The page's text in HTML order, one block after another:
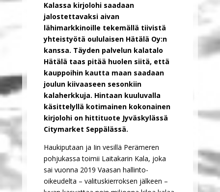
Kalassa kirjolohi saadaan
jalostettavaksi aivan
lähimarkkinoille tekemällä tiivistä
yhteistyötä oululaisen Hätälä Oy:n
kanssa. Täyden palvelun kalatalo
Hätälä taas pitää huolen siitä, että
kauppoihin kautta maan saadaan
joulun kiivaaseen sesonkiin
kalaherkkuja. Hintaan kuuluvalla
käsittelyllä kotimainen kokonainen
kirjolohi on hittituote Jyväskylässä
Citymarket Seppälässä.
Haukiputaan ja Iin vesillä Perämeren
pohjukassa toimii Laitakarin Kala, joka
sai vuonna 2019 Vaasan hallinto-
oikeudelta – valituskierroksen jälkeen –